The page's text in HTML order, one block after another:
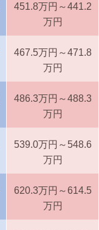
451.8万円～441.2
万円
467.5万円～471.8
万円
486.3万円～488.3
万円
539.0万円～548.6
万円
620.3万円～614.5
万円